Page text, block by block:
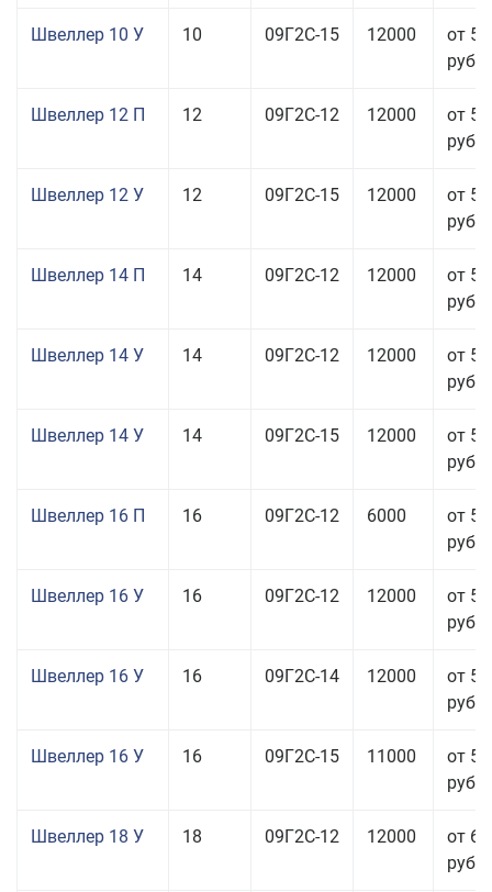
Швеллер 10 У 10 09Г2С-15 12000
от
руб.
Швеллер 12 П 12 09Г2С-12 12000
от
руб.
Швеллер 12 У 12 09Г2С-15 12000
от
руб.
Швеллер 14 П 14 09Г2С-12 12000
от
руб.
Швеллер 14 У 14 09Г2С-12 12000
от
руб.
Швеллер 14 У 14 09Г2С-15 12000
от
руб.
Швеллер 16 П 16 09Г2С-12 6000
от
руб.
Швеллер 16 У 16 09Г2С-12 12000
от
руб.
Швеллер 16 У 16 09Г2С-14 12000
от
руб.
Швеллер 16 У 16 09Г2С-15 11000
от
руб.
Швеллер 18 У 18 09Г2С-12 12000
от
руб.